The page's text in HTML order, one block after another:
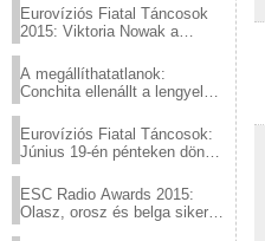
Eurovíziós Fiatal Táncosok
2015: Viktoria Nowak a
A megállíthatatlanok:
Conchita ellenállt a lengyel
Eurovíziós Fiatal Táncosok:
Június 19-én pénteken döntő
ESC Radio Awards 2015:
Olasz, orosz és belga siker,